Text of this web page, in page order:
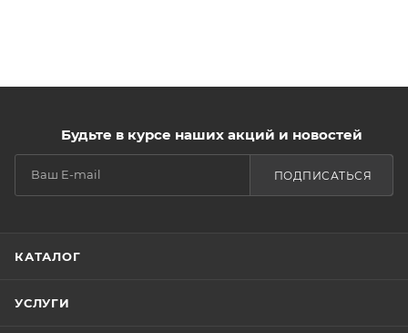
Будьте в курсе наших акций и новостей
ПОДПИСАТЬСЯ
КАТАЛОГ
УСЛУГИ